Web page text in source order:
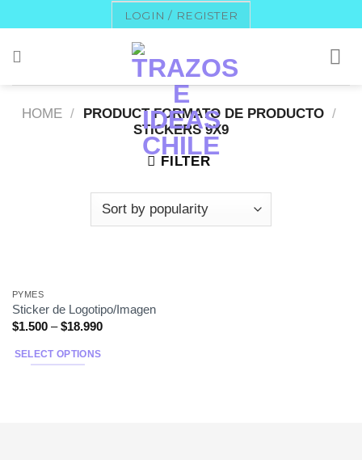
to
content
LOGIN / REGISTER
HOME / PRODUCT FORMATO DE PRODUCTO /
STICKERS 9X9
FILTER
PYMES
Sticker de Logotipo/Imagen
$1.500–$18.990
SELECT OPTIONS